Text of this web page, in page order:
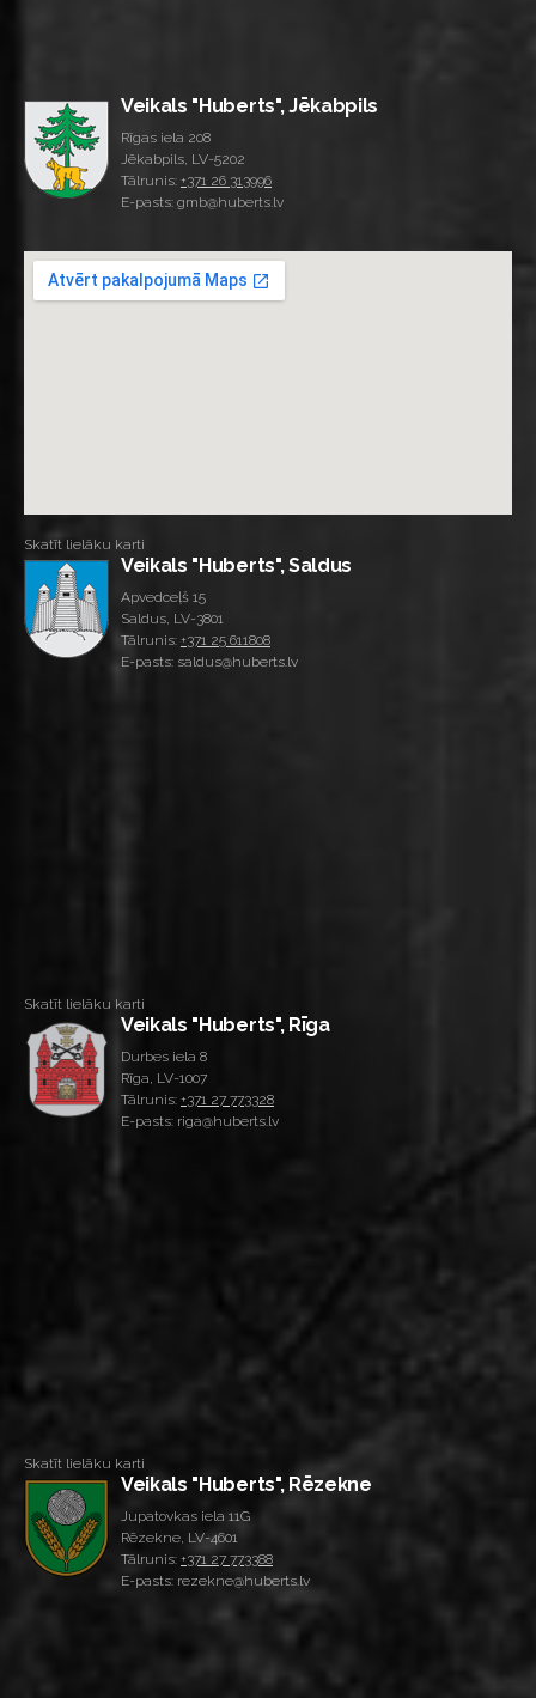
Veikals "Huberts", Jēkabpils
Rīgas iela 208
Jēkabpils, LV-5202
Tālrunis: +371 26 313996
E-pasts: gmb@huberts.lv
Skatīt lielāku karti
Veikals "Huberts", Saldus
Apvedceļš 15
Saldus, LV-3801
Tālrunis: +371 25 611808
E-pasts: saldus@huberts.lv
Skatīt lielāku karti
Veikals "Huberts", Rīga
Durbes iela 8
Rīga, LV-1007
Tālrunis: +371 27 773328
E-pasts: riga@huberts.lv
Skatīt lielāku karti
Veikals "Huberts", Rēzekne
Jupatovkas iela 11G
Rēzekne, LV-4601
Tālrunis: +371 27 773388
E-pasts: rezekne@huberts.lv